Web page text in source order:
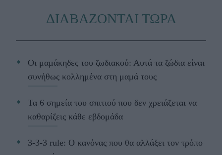
ΔΙΑΒΑΖΟΝΤΑΙ ΤΩΡΑ
Οι μαμάκηδες του ζωδιακού: Αυτά τα ζώδια είναι
συνήθως κολλημένα στη μαμά τους
Τα 6 σημεία του σπιτιού που δεν χρειάζεται να
καθαρίζεις κάθε εβδομάδα
3-3-3 rule: Ο κανόνας που θα αλλάξει τον τρόπο